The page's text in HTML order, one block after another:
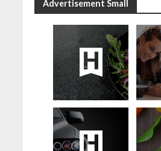
Advertisement Small